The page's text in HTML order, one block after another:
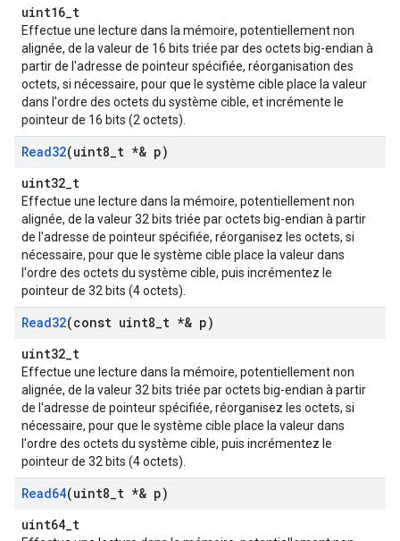
uint16_t
Effectue une lecture dans la mémoire, potentiellement non
alignée, de la valeur de 16 bits triée par des octets big-endian à
partir de l'adresse de pointeur spécifiée, réorganisation des
octets, si nécessaire, pour que le système cible place la valeur
dans l'ordre des octets du système cible, et incrémente le
pointeur de 16 bits (2 octets).
Read32(uint8 t *& p)
uint32_t
Effectue une lecture dans la mémoire, potentiellement non
alignée, de la valeur 32 bits triée par octets big-endian à partir
de l'adresse de pointeur spécifiée, réorganisez les octets, si
nécessaire, pour que le système cible place la valeur dans
l'ordre des octets du système cible, puis incrémentez le
pointeur de 32 bits (4 octets).
Read32(const uint8 t *& p)
uint32_t
Effectue une lecture dans la mémoire, potentiellement non
alignée, de la valeur 32 bits triée par octets big-endian à partir
de l'adresse de pointeur spécifiée, réorganisez les octets, si
nécessaire, pour que le système cible place la valeur dans
l'ordre des octets du système cible, puis incrémentez le
pointeur de 32 bits (4 octets).
Read64(uint8 t *& p)
uint64_t